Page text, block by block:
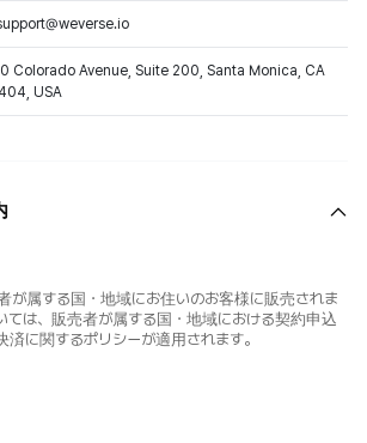
Colorado Avenue, Suite 200, Santa Monica, CA
USA
が属する国・地域にお住いのお客様に販売されま
ては、販売者が属する国・地域における契約申込
に関するポリシーが適用されます。